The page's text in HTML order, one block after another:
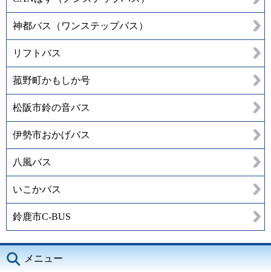
神都バス（ワンステップバス）
リフトバス
菰野町かもしか号
松阪市鈴の音バス
伊勢市おかげバス
八風バス
いこかバス
鈴鹿市C-BUS
メニュー